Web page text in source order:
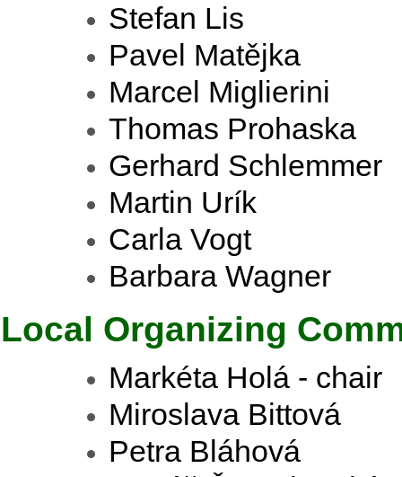
Stefan Lis
Pavel Matějka
Marcel Miglierini
Thomas Prohaska
Gerhard Schlemmer
Martin Urík
Carla Vogt
Barbara Wagner
Local Organizing
Markéta Holá - chair
Miroslava Bittová
Petra Bláhová